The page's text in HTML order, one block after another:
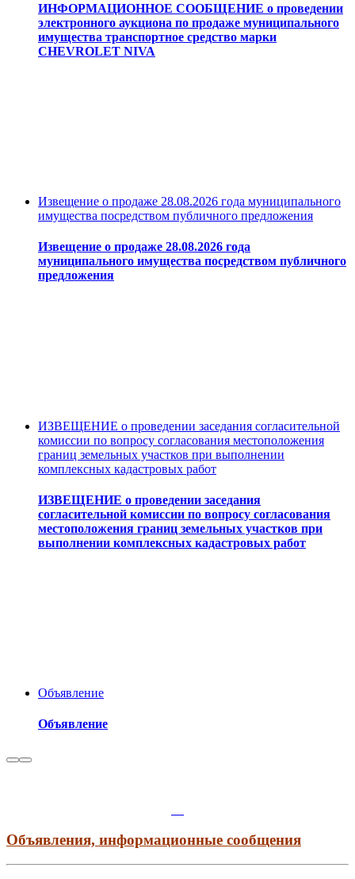
ИНФОРМАЦИОННОЕ СООБЩЕНИЕ о проведении
электронного аукциона по продаже муниципального
имущества транспортное средство марки
CHEVROLET NIVA
Извещение о продаже 28.08.2026 года муниципального
имущества посредством публичного предложения
Извещение о продаже 28.08.2026 года
муниципального имущества посредством публичного
предложения
ИЗВЕЩЕНИЕ о проведении заседания согласительной
комиссии по вопросу согласования местоположения
границ земельных участков при выполнении
комплексных кадастровых работ
ИЗВЕЩЕНИЕ о проведении заседания
согласительной комиссии по вопросу согласования
местоположения границ земельных участков при
выполнении комплексных кадастровых работ
Объявление
Объявление
Объявления, информационные сообщения